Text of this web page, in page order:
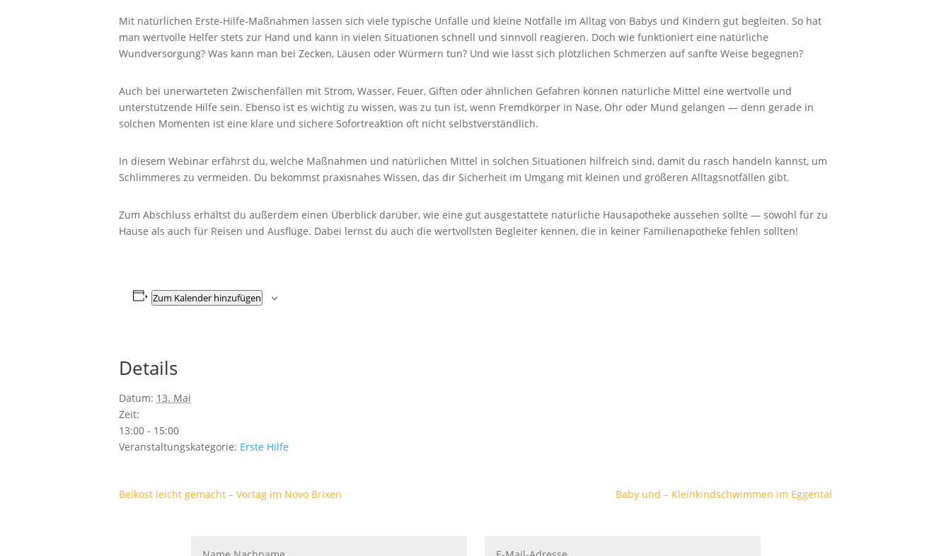
Mit natürlichen Erste-Hilfe-Maßnahmen lassen sich viele typische Unfälle und kleine Notfälle im Alltag von Babys und Kindern gut begleiten. So hat
man wertvolle Helfer stets zur Hand und kann in vielen Situationen schnell und sinnvoll reagieren. Doch wie funktioniert eine natürliche
Wundversorgung? Was kann man bei Zecken, Läusen oder Würmern tun? Und wie lässt sich plötzlichen Schmerzen auf sanfte Weise begegnen?
Auch bei unerwarteten Zwischenfällen mit Strom, Wasser, Feuer, Giften oder ähnlichen Gefahren können natürliche Mittel eine wertvolle und
unterstützende Hilfe sein. Ebenso ist es wichtig zu wissen, was zu tun ist, wenn Fremdkörper in Nase, Ohr oder Mund gelangen — denn gerade in
solchen Momenten ist eine klare und sichere Sofortreaktion oft nicht selbstverständlich.
In diesem Webinar erfährst du, welche Maßnahmen und natürlichen Mittel in solchen Situationen hilfreich sind, damit du rasch handeln kannst, um
Schlimmeres zu vermeiden. Du bekommst praxisnahes Wissen, das dir Sicherheit im Umgang mit kleinen und größeren Alltagsnotfällen gibt.
Zum Abschluss erhältst du außerdem einen Überblick darüber, wie eine gut ausgestattete natürliche Hausapotheke aussehen sollte — sowohl für zu
Hause als auch für Reisen und Ausflüge. Dabei lernst du auch die wertvollsten Begleiter kennen, die in keiner Familienapotheke fehlen sollten!
Zum Kalender hinzufügen
Details
Datum: 13. Mai
Zeit:
13:00 - 15:00
Veranstaltungskategorie: Erste Hilfe
Beikost leicht gemacht – Vortag im Novo Brixen Baby und – Kleinkindschwimmen im Eggental